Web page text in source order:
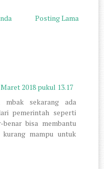
Posting Lama
Maret 2018 pukul 13.17
mbak sekarang ada
pemerintah seperti
benar bisa membantu
kurang mampu untuk